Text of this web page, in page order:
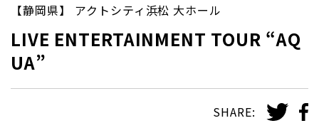
【静岡県】 アクトシティ浜松 大ホール
LIVE ENTERTAINMENT TOUR “AQ
UA”
SHARE: